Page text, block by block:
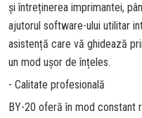
și întreținerea imprimantei,
ajutorul software-ului utilitar
asistență care vă ghidează
un mod ușor de înțeles.
- Calitate profesională
BY-20 oferă în mod